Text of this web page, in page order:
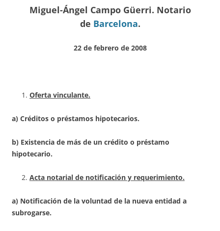
Miguel-Ángel Campo Güerri. Notario
de Barcelona.
22 de febrero de 2008
Oferta vinculante.
a) Créditos o préstamos hipotecarios.
b) Existencia de más de un crédito o préstamo
hipotecario.
Acta notarial de notificación y requerimiento.
a) Notificación de la voluntad de la nueva entidad a
subrogarse.